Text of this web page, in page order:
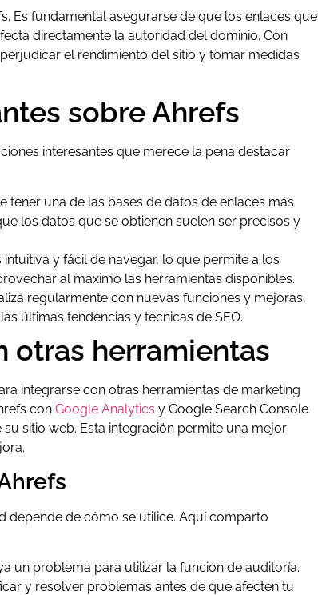
Es fundamental asegurarse de que los enlaces que
directamente la autoridad del dominio. Con
el rendimiento del sitio y tomar medidas
sobre Ahrefs
interesantes que merece la pena destacar
tener una de las bases de datos de enlaces más
los datos que se obtienen suelen ser precisos y
y fácil de navegar, lo que permite a los
al máximo las herramientas disponibles.
regularmente con nuevas funciones y mejoras,
últimas tendencias y técnicas de SEO.
otras herramientas
integrarse con otras herramientas de marketing
con Google Analytics y Google Search Console
sitio web. Esta integración permite una mejor
depende de cómo se utilice. Aquí comparto
un problema para utilizar la función de auditoría.
y resolver problemas antes de que afecten tu